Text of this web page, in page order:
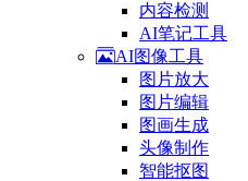
内容检测
AI笔记工具
AI图像工具
图片放大
图片编辑
图画生成
头像制作
智能抠图